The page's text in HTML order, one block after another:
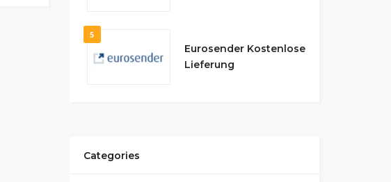
5
Eurosender Kostenlose
Lieferung
Categories